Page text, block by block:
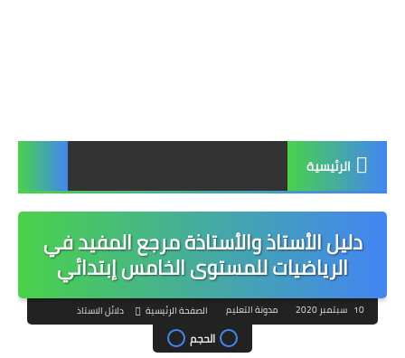
الرئيسية
دليل الأستاذ والأستاذة مرجع المفيد في
الرياضيات للمستوى الخامس إبتدائي
10 سبتمبر 2020 مدونة التعليم الصفحة الرئيسية دلائل الاستاذ
الحجم